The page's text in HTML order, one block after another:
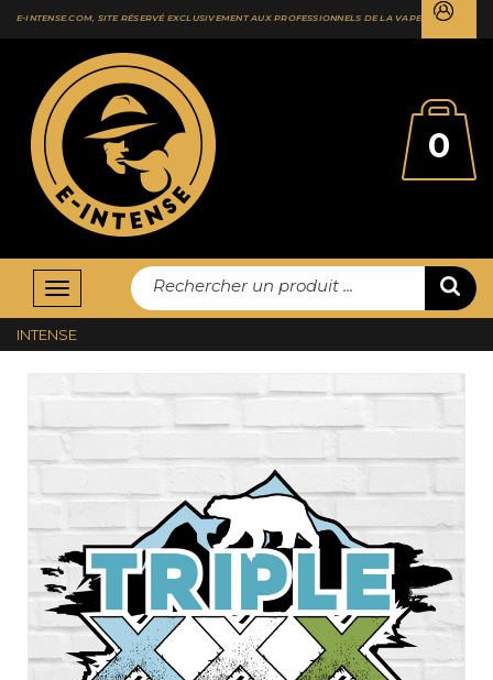
E-INTENSE.COM, SITE RÉSERVÉ EXCLUSIVEMENT AUX PROFESSIONNELS DE LA VAPE
Rechercher un produit ...
0
Basculer
la
navigation
ACCUEIL E-LIQUIDES
INTENSE